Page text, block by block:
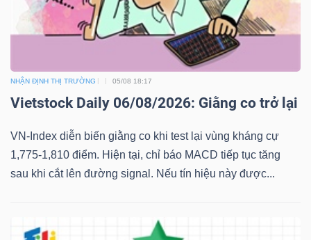
NHẬN ĐỊNH THỊ TRƯỜNG 05/08 18:17
Vietstock Daily 06/08/2026: Giằng co trở lại
VN-Index diễn biến giằng co khi test lại vùng kháng cự
1,775-1,810 điểm. Hiện tại, chỉ báo MACD tiếp tục tăng
sau khi cắt lên đường signal. Nếu tín hiệu này được...